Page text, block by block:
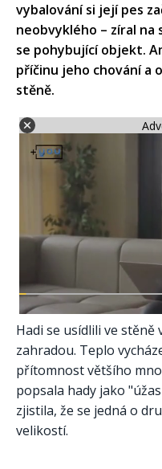
vybalování si její pes
neobvyklého – zíral na
se pohybující objekt.
příčinu jeho chování a
stěně.​
Hadi se usídlili ve stěně
zahradou. Teplo
přítomnost většího
popsala hady jako
zjistila, že se jedná o
velikostí.